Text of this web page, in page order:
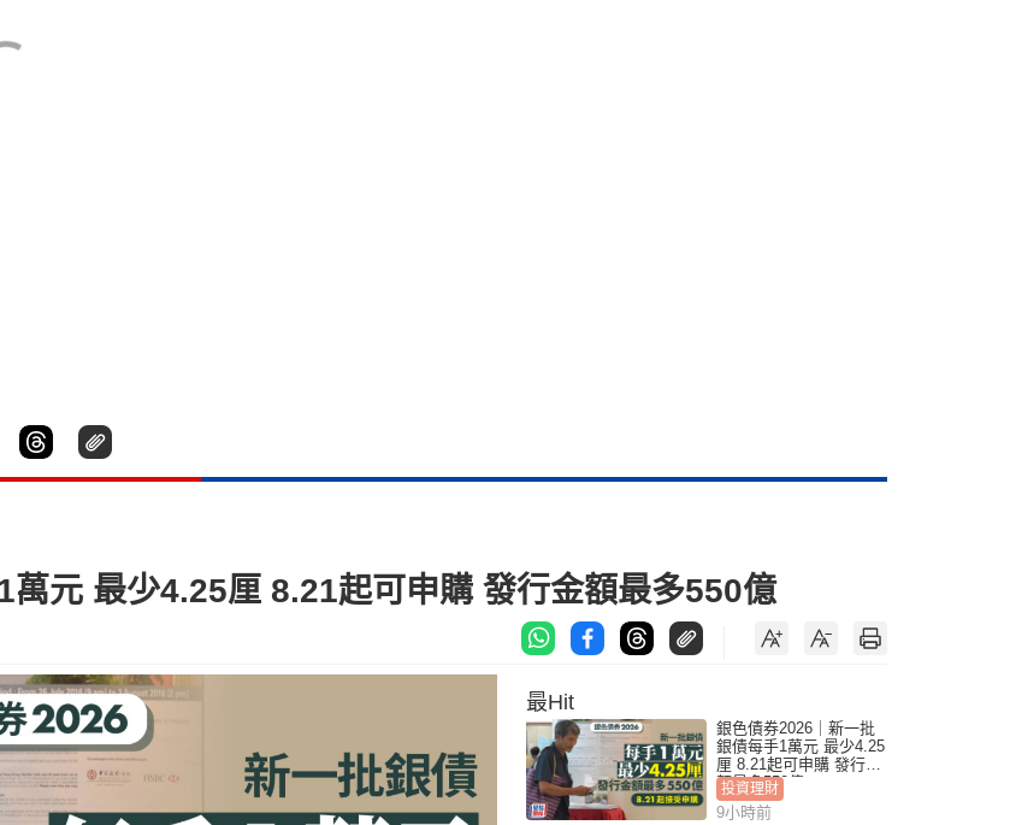
元 最少4.25厘 8.21起可申購 發行金額最多550億
最Hit
銀色債券2026｜新一批
銀債每手1萬元 最少4.25
厘 8.21起可申購 發行金
額最多550億
投資理財
9小時前